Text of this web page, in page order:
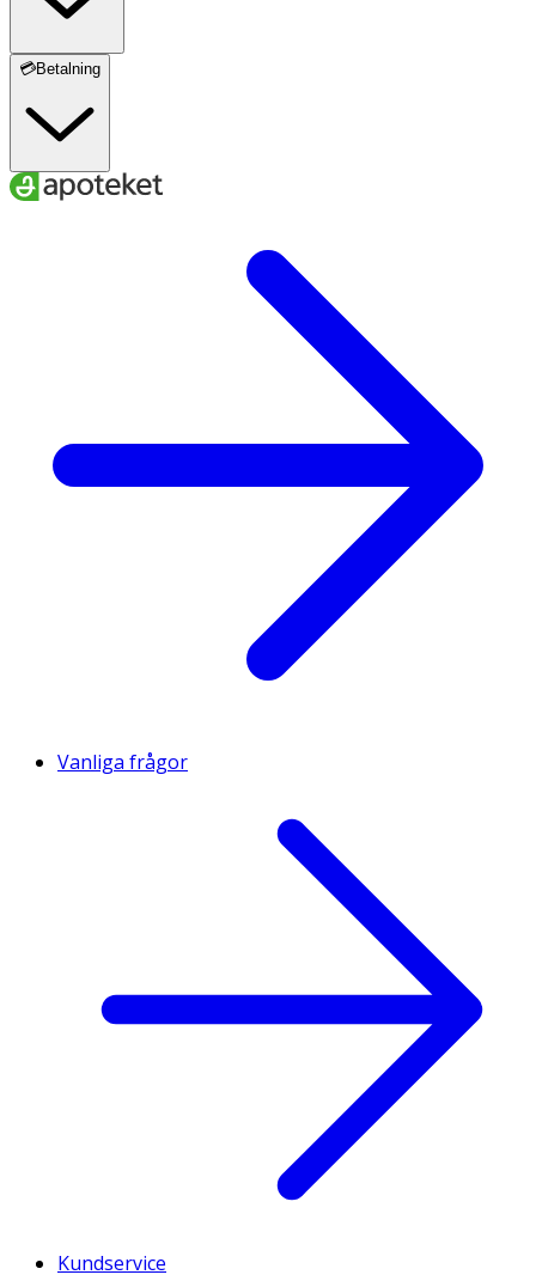
💳Betalning
Vanliga frågor
Kundservice